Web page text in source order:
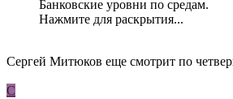
Банковские уровни по средам.
Нажмите для раскрытия...
Сергей Митюков еще смотрит по
С